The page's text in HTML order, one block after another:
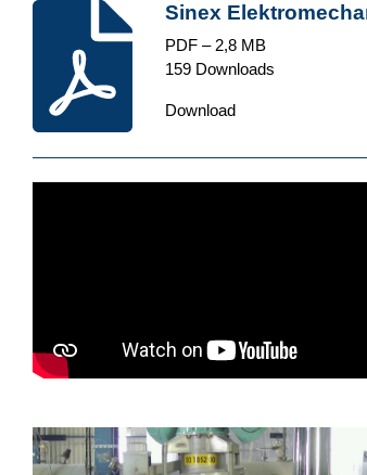
Sinex
PDF – 2,8 MB
159 Downloads
Download